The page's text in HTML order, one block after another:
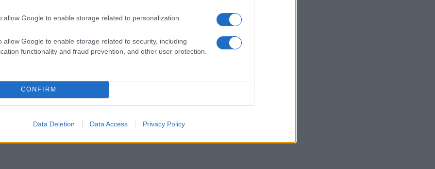
allow Google to enable storage related to personalization.
allow Google to enable storage related to security, including
functionality and fraud prevention, and other user protection.
CONFIRM
Data Deletion Data Access Privacy Policy
in de opnames, waar zelfs alledaagse
afgeluisterd te worden.
creëerden Lennon en Ono een intiem
met elkaar verweefde. De opnames
in een wereld waar privacy steeds
vast, van alledaagse activiteiten tot
en hun eigen identiteiten.